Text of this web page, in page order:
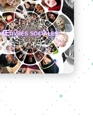
Œuvres sociales